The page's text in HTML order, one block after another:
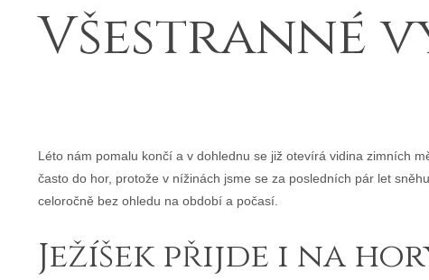
Všestranné
Léto nám pomalu končí a v dohlednu se již otevírá vidina zimních
často do hor, protože v nížinách jsme se za posledních pár let
celoročně bez ohledu na období a počasí.
Ježíšek přijde i na